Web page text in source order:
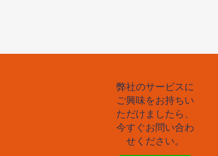
弊社のサービスに
ご興味をお持ちい
ただけましたら、
今すぐお問い合わ
せください。